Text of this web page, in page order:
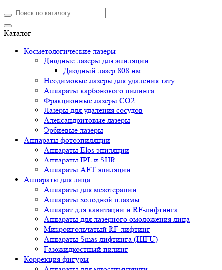
Каталог
Косметологические лазеры
Диодные лазеры для эпиляции
Диодный лазер 808 нм
Неодимовые лазеры для удаления тату
Аппараты карбонового пилинга
Фракционные лазеры CO2
Лазеры для удаления сосудов
Александритовые лазеры
Эрбиевые лазеры
Аппараты фотоэпиляции
Аппараты Elos эпиляции
Аппараты IPL и SHR
Аппараты AFT эпиляции
Аппараты для лица
Аппараты для мезотерапии
Аппараты холодной плазмы
Аппарат для кавитации и RF-лифтинга
Аппараты для лазерного омоложения лица
Микроигольчатый RF-лифтинг
Аппараты Smas лифтинга (HIFU)
Газожидкостный пилинг
Коррекция фигуры